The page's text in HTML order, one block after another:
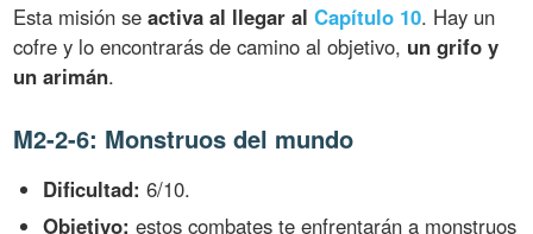
Esta misión seactiva al llegar alCapítulo 10. Hay un
cofre y lo encontrarás de camino al objetivo, un grifo y
un arimán.
M2-2-6: Monstruos del mundo
Dificultad: 6/10.
Objetivo: estos combates te enfrentarán a monstruos